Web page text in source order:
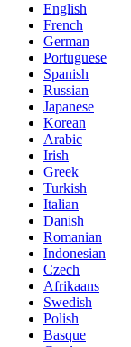
English
French
German
Portuguese
Spanish
Russian
Japanese
Korean
Arabic
Irish
Greek
Turkish
Italian
Danish
Romanian
Indonesian
Czech
Afrikaans
Swedish
Polish
Basque